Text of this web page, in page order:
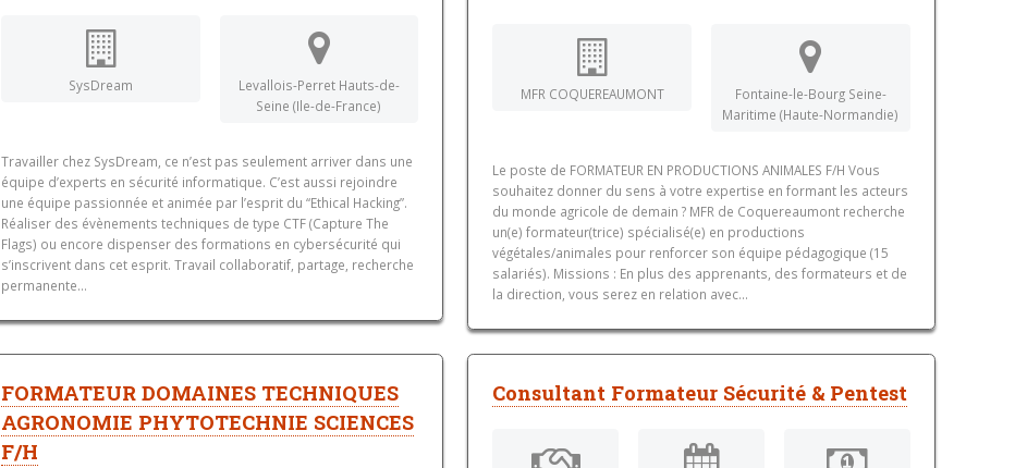
SysDream
Levallois-Perret Hauts-de-
Seine (Ile-de-France)
Travailler chez SysDream, ce n’est pas seulement arriver dans une
équipe d’experts en sécurité informatique. C’est aussi rejoindre
une équipe passionnée et animée par l’esprit du “Ethical Hacking”.
Réaliser des évènements techniques de type CTF (Capture The
Flags) ou encore dispenser des formations en cybersécurité qui
s’inscrivent dans cet esprit. Travail collaboratif, partage, recherche
permanente...
MFR COQUEREAUMONT
Fontaine-le-Bourg Seine-
Maritime (Haute-Normandie)
Le poste de FORMATEUR EN PRODUCTIONS ANIMALES F/H Vous
souhaitez donner du sens à votre expertise en formant les acteurs
du monde agricole de demain ? MFR de Coquereaumont recherche
un(e) formateur(trice) spécialisé(e) en productions
végétales/animales pour renforcer son équipe pédagogique (15
salariés). Missions : En plus des apprenants, des formateurs et de
la direction, vous serez en relation avec...
FORMATEUR DOMAINES TECHNIQUES
AGRONOMIE PHYTOTECHNIE SCIENCES
F/H
Consultant Formateur Sécurité & Pentest